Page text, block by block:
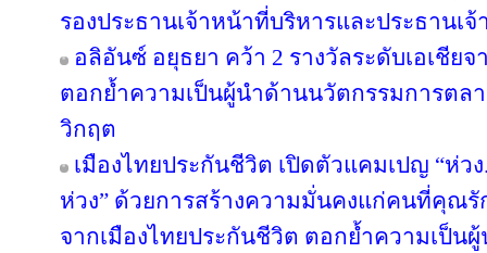
รองประธานเจ้าหน้าที่บริหารและประธานเ
อลิอันซ์ อยุธยา คว้า 2 รางวัลระดับเอเชียจา
ตอกย้ำความเป็นผู้นำด้านนวัตกรรมการตล
วิกฤต
เมืองไทยประกันชีวิต เปิดตัวแคมเปญ “ห่ว
ห่วง” ด้วยการสร้างความมั่นคงแก่คนที่คุณรั
จากเมืองไทยประกันชีวิต ตอกย้ำความเป็น